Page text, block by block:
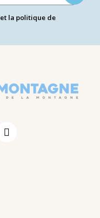
et la politique de